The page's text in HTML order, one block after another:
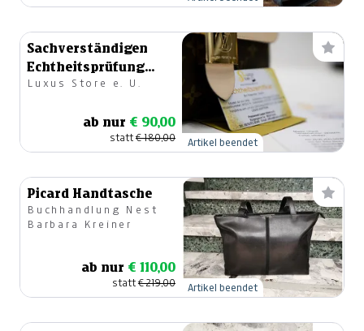
Sachverständigen
Echtheitsprüfung
Tasche
Luxus Store e. U.
ab nur € 90,00
statt€ 180,00 Artikel beendet
Picard Handtasche
Buchhandlung Nest
Barbara Kreiner
ab nur € 110,00
statt€ 219,00 Artikel beendet